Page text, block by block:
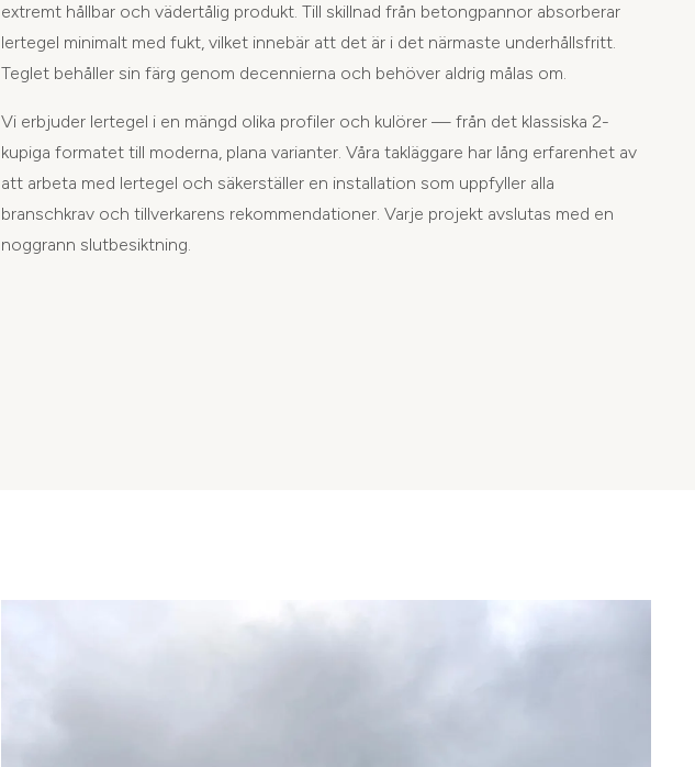
extremt hållbar och vädertålig produkt. Till skillnad från betongpannor absorberar
lertegel minimalt med fukt, vilket innebär att det är i det närmaste underhållsfritt.
Teglet behåller sin färg genom decennierna och behöver aldrig målas om.
Vi erbjuder lertegel i en mängd olika profiler och kulörer — från det klassiska 2-
kupiga formatet till moderna, plana varianter. Våra takläggare har lång erfarenhet av
att arbeta med lertegel och säkerställer en installation som uppfyller alla
branschkrav och tillverkarens rekommendationer. Varje projekt avslutas med en
noggrann slutbesiktning.